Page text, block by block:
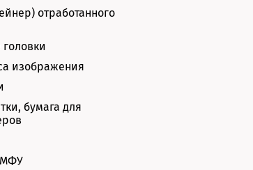
отработанного
изображения
бумага для